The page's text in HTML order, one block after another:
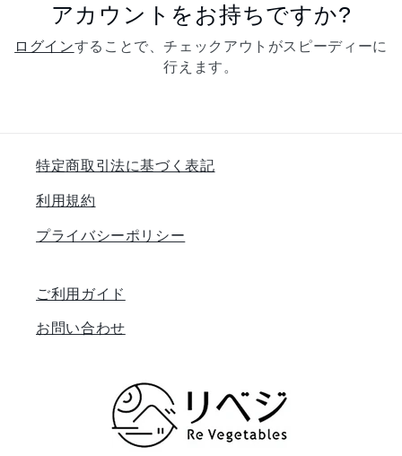
アカウントをお持ちですか?
ログインすることで、チェックアウトがスピーディーに
行えます。
特定商取引法に基づく表記
利用規約
プライバシーポリシー
ご利用ガイド
お問い合わせ